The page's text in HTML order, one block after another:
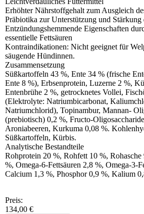
Erhöhter Nährstoffgehalt zum Ausgleich
Präbiotika zur Unterstützung und
Entzündungshemmende Eigenschaften
essentielle Fettsäuren
Kontraindikationen: Nicht geeignet für
säugende Hündinnen.
Zusammensetzung
Süßkartoffeln 43 %, Ente 34 % (frische
Ente 8 %), Erbsenprotein, Luzerne 2 %,
Entenbrühe 2 %, getrocknetes Vollei,
(Elektrolyte: Natriumbicarbonat,
Natriumchlorid), Topinambur, Mannan-
(prebiotisch) 0,2 %, Fructo-
Aroniabeeren, Kurkuma 0,08 %.
Süßkartoffeln, Kürbis.
Analytische Bestandteile
Rohprotein 20 %, Rohfett 10 %,
%, Omega-6-Fettsäuren 2,8 %, Omega-3-
Calcium 1,3 %, Phosphor 0,9 %, Kalium
Preis:
134,00 €